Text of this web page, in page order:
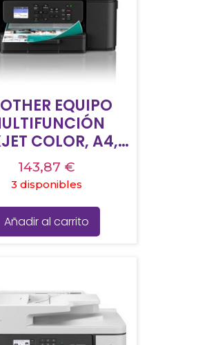
EQUIPO
COLOR, A4,
– DCP-J1360DW
143,87 €
3 disponibles
Añadir al carrito